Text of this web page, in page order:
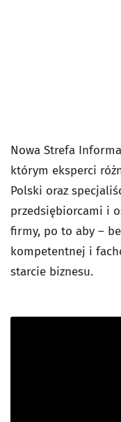
Nowa Strefa
którym eksperci
Polski oraz
przedsiębiorcami i
firmy, po to aby –
kompetentnej i
starcie biznesu.